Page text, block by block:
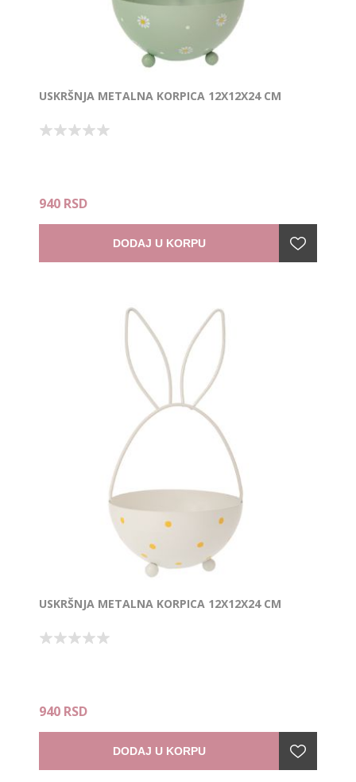
USKRŠNJA METALNA KORPICA 12X12X24 CM
940 RSD
DODAJ U KORPU
USKRŠNJA METALNA KORPICA 12X12X24 CM
940 RSD
DODAJ U KORPU